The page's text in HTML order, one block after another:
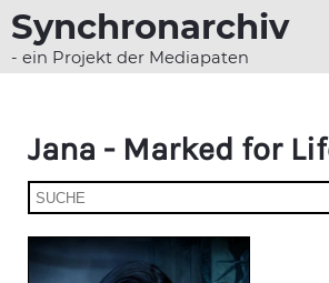
Synchronarchiv
- ein Projekt der Mediapaten
Jana - Marked for